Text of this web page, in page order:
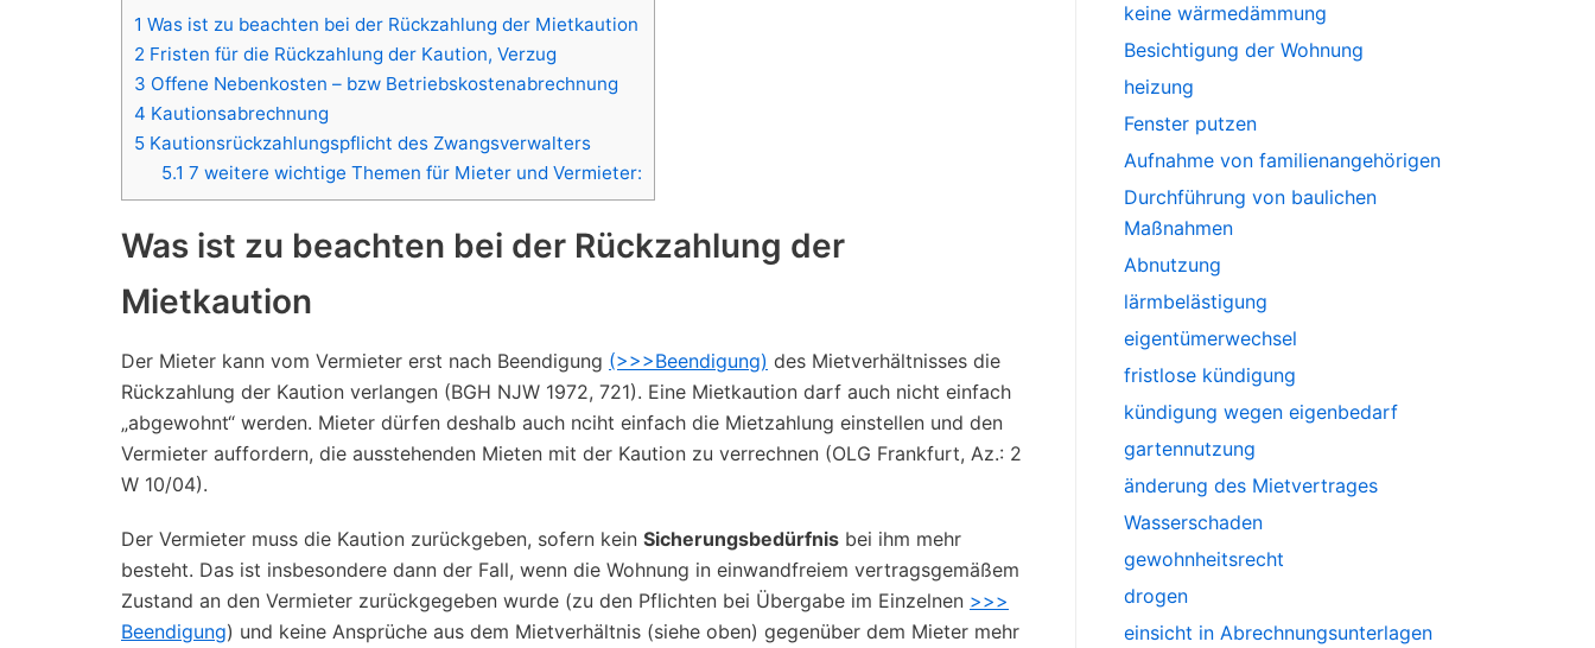
1 Was ist zu beachten bei der Rückzahlung der Mietkaution
2 Fristen für die Rückzahlung der Kaution, Verzug
3 Offene Nebenkosten – bzw Betriebskostenabrechnung
4 Kautionsabrechnung
5 Kautionsrückzahlungspflicht des Zwangsverwalters
5.1 7 weitere wichtige Themen für Mieter und Vermieter:
Was ist zu beachten bei der Rückzahlung der
Mietkaution
Der Mieter kann vom Vermieter erst nach Beendigung (>>>Beendigung) des Mietverhältnisses die
Rückzahlung der Kaution verlangen (BGH NJW 1972, 721). Eine Mietkaution darf auch nicht einfach
„abgewohnt“ werden. Mieter dürfen deshalb auch nciht einfach die Mietzahlung einstellen und den
Vermieter auffordern, die ausstehenden Mieten mit der Kaution zu verrechnen (OLG Frankfurt, Az.: 2
W 10/04).
Der Vermieter muss die Kaution zurückgeben, sofern kein Sicherungsbedürfnis bei ihm mehr
besteht. Das ist insbesondere dann der Fall, wenn die Wohnung in einwandfreiem vertragsgemäßem
Zustand an den Vermieter zurückgegeben wurde (zu den Pflichten bei Übergabe im Einzelnen >>>
Beendigung) und keine Ansprüche aus dem Mietverhältnis (siehe oben) gegenüber dem Mieter mehr
keine wärmedämmung
Besichtigung der Wohnung
heizung
Fenster putzen
Aufnahme von familienangehörigen
Durchführung von baulichen
Maßnahmen
Abnutzung
lärmbelästigung
eigentümerwechsel
fristlose kündigung
kündigung wegen eigenbedarf
gartennutzung
änderung des Mietvertrages
Wasserschaden
gewohnheitsrecht
drogen
einsicht in Abrechnungsunterlagen